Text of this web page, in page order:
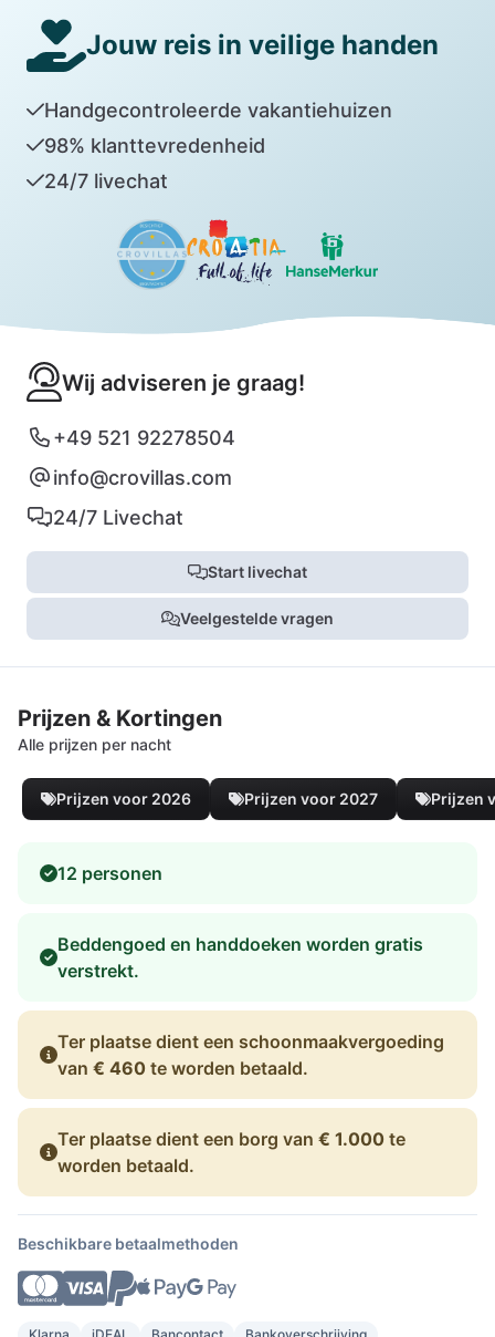
Jouw reis in veilige handen
Handgecontroleerde vakantiehuizen
98% klanttevredenheid
24/7 livechat
Wij adviseren je graag!
+49 521 92278504
info@crovillas.com
24/7 Livechat
Start livechat
Veelgestelde vragen
Prijzen & Kortingen
Alle prijzen per nacht
Prijzen voor 2026 Prijzen voor 2027 Prijzen
12 personen
Beddengoed en handdoeken worden gratis
verstrekt.
Ter plaatse dient een schoonmaakvergoeding
van € 460 te worden betaald.
Ter plaatse dient een borg van € 1.000 te
worden betaald.
Beschikbare betaalmethoden